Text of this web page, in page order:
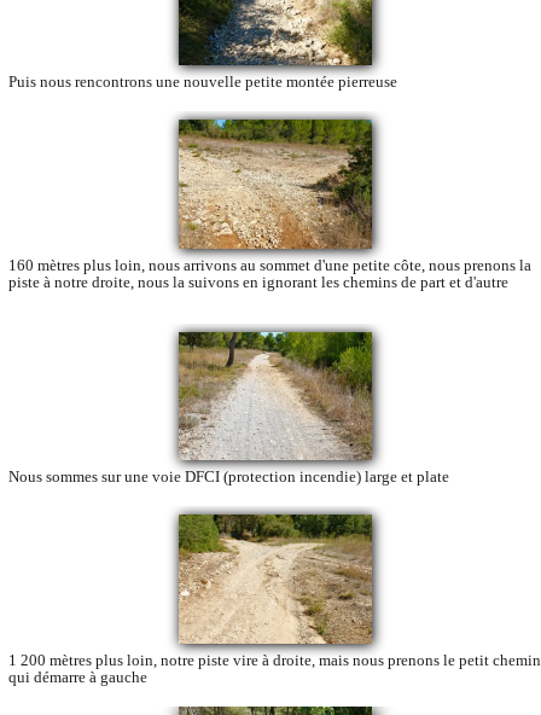
Puis nous rencontrons une nouvelle petite montée pierreuse
160 mètres plus loin, nous arrivons au sommet d'une petite côte, nous prenons la
piste à notre droite, nous la suivons en ignorant les chemins de part et d'autre
Nous sommes sur une voie DFCI (protection incendie) large et plate
1 200 mètres plus loin, notre piste vire à droite, mais nous prenons le petit chemin
qui démarre à gauche